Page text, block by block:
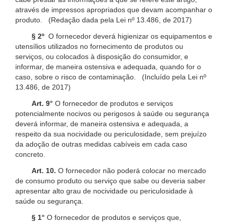
através de impressos apropriados que devam acompanhar o
produto. (Redação dada pela Lei nº 13.486, de 2017)
§ 2º O fornecedor deverá higienizar os equipamentos e
utensílios utilizados no fornecimento de produtos ou
serviços, ou colocados à disposição do consumidor, e
informar, de maneira ostensiva e adequada, quando for o
caso, sobre o risco de contaminação. (Incluído pela Lei nº
13.486, de 2017)
Art. 9° O fornecedor de produtos e serviços
potencialmente nocivos ou perigosos à saúde ou segurança
deverá informar, de maneira ostensiva e adequada, a
respeito da sua nocividade ou periculosidade, sem prejuízo
da adoção de outras medidas cabíveis em cada caso
concreto.
Art. 10. O fornecedor não poderá colocar no mercado
de consumo produto ou serviço que sabe ou deveria saber
apresentar alto grau de nocividade ou periculosidade à
saúde ou segurança.
§ 1° O fornecedor de produtos e serviços que,